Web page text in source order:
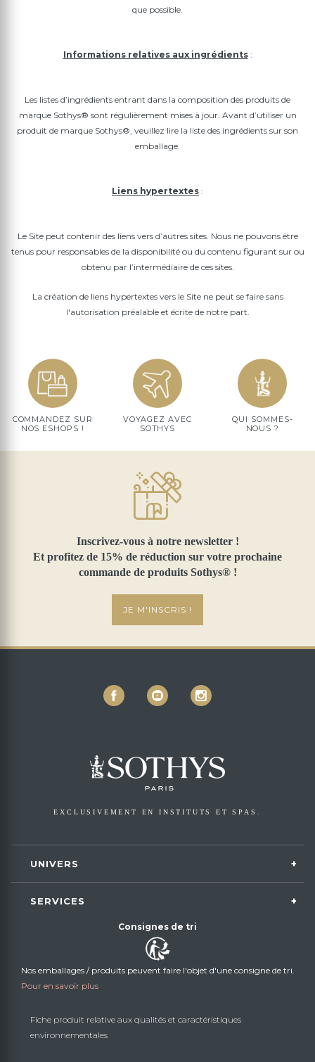
que possible.
Informations relatives aux ingrédients:
Les listes d’ingrédients entrant dans la composition des produits de
marque Sothys® sont régulièrement mises à jour. Avant d’utiliser un
produit de marque Sothys®, veuillez lire la liste des ingrédients sur son
emballage.
Liens hypertextes :
Le Site peut contenir des liens vers d’autres sites. Nous ne pouvons être
tenus pour responsables de la disponibilité ou du contenu figurant sur ou
obtenu par l’intermédiaire de ces sites.
La création de liens hypertextes vers le Site ne peut se faire sans
l'autorisation préalable et écrite de notre part.
COMMANDEZ SUR
NOS ESHOPS !
VOYAGEZ AVEC
SOTHYS
QUI SOMMES-
NOUS ?
Inscrivez-vous à notre newsletter !
Et profitez de 15% de réduction sur votre prochaine
commande de produits Sothys® !
JE M'INSCRIS !
EXCLUSIVEMENT EN INSTITUTS ET SPAS.
UNIVERS
SERVICES
Consignes de tri
Nos emballages / produits peuvent faire l'objet d'une consigne de tri.
Pour en savoir plus
Fiche produit relative aux qualités et caractéristiques
environnementales